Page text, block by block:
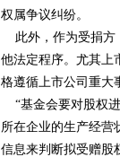
权属争议纠纷。
此外，作为受捐方
他法定程序。尤其上
格遵循上市公司重大
“基金会要对股权
所在企业的生产经营
信息来判断拟受赠股